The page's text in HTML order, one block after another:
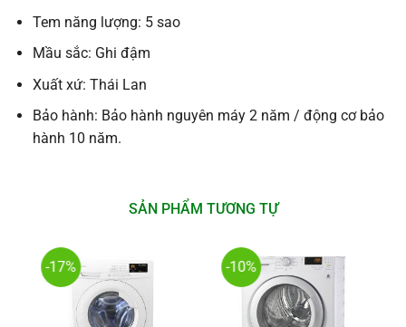
Tem năng lượng: 5 sao
Mầu sắc: Ghi đậm
Xuất xứ: Thái Lan
Bảo hành: Bảo hành nguyên máy 2 năm / động cơ bảo
hành 10 năm.
SẢN PHẨM TƯƠNG TỰ
-17% -10%